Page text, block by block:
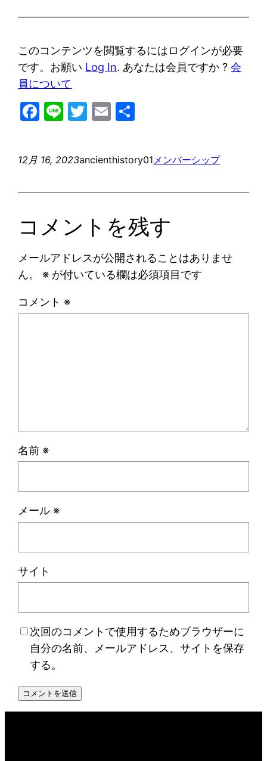
このコンテンツを閲覧するにはログインが必要
です。お願い Log In. あなたは会員ですか ?会
員について
Facebook
LineTwitter
Email
12月 16, 2023ancienthistory01メンバーシップ
コメントを残す
メールアドレスが公開されることはありませ
ん。
※ が付いている欄は必須項目です
コメント ※
名前 ※
メール ※
サイト
次回のコメントで使用するためブラウザーに
自分の名前、メールアドレス、サイトを保存
する。